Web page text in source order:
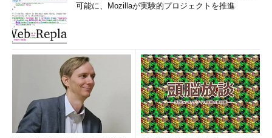
可能に、Mozillaが実験的プロジェクトを推進